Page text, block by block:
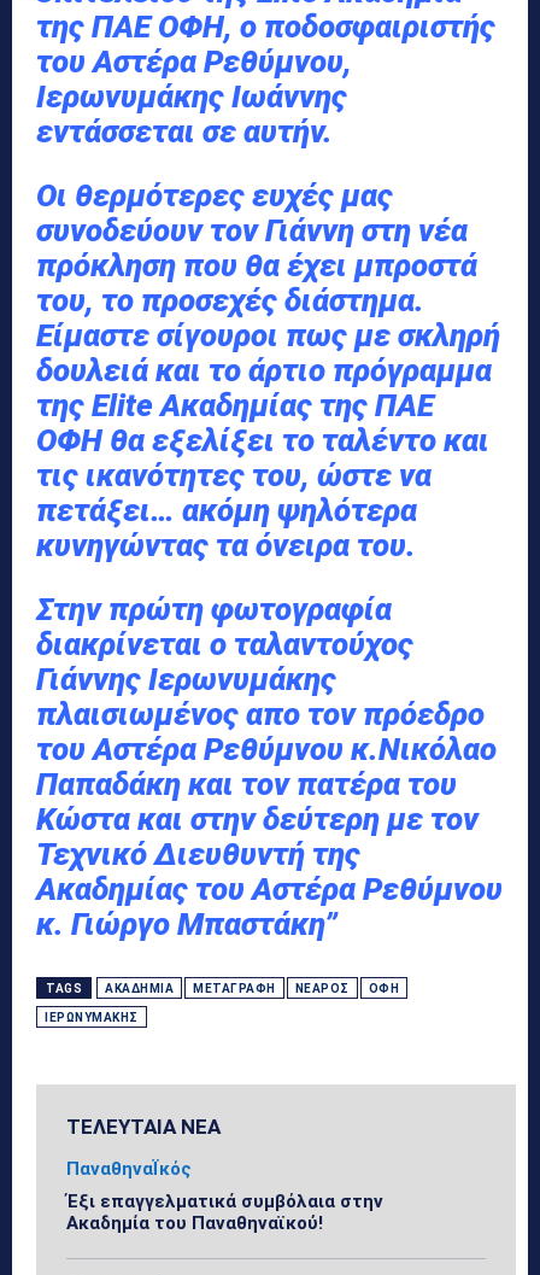
της ΠΑΕ ΟΦΗ, ο ποδοσφαιριστής
του Αστέρα Ρεθύμνου,
Ιερωνυμάκης Ιωάννης
εντάσσεται σε αυτήν.
Οι θερμότερες ευχές μας
συνοδεύουν τον Γιάννη στη νέα
πρόκληση που θα έχει μπροστά
του, το προσεχές διάστημα.
Είμαστε σίγουροι πως με σκληρή
δουλειά και το άρτιο πρόγραμμα
της Elite Ακαδημίας της ΠΑΕ
ΟΦΗ θα εξελίξει το ταλέντο και
τις ικανότητες του, ώστε να
πετάξει… ακόμη ψηλότερα
κυνηγώντας τα όνειρα του.
Στην πρώτη φωτογραφία
διακρίνεται ο ταλαντούχος
Γιάννης Ιερωνυμάκης
πλαισιωμένος απο τον πρόεδρο
του Αστέρα Ρεθύμνου κ.Νικόλαο
Παπαδάκη και τον πατέρα του
Κώστα και στην δεύτερη με τον
Τεχνικό Διευθυντή της
Ακαδημίας του Αστέρα Ρεθύμνου
κ. Γιώργο Μπαστάκη”
TAGS ΑΚΑΔΗΜΊΑ ΜΕΤΑΓΡΑΦΉ ΝΕΑΡΌΣ ΟΦΗ
ΙΕΡΩΝΥΜΆΚΗΣ
ΤΕΛΕΥΤΑΙΑ ΝΕΑ
ΠαναθηναΪκός
Έξι επαγγελματικά συμβόλαια στην
Ακαδημία του Παναθηναϊκού!